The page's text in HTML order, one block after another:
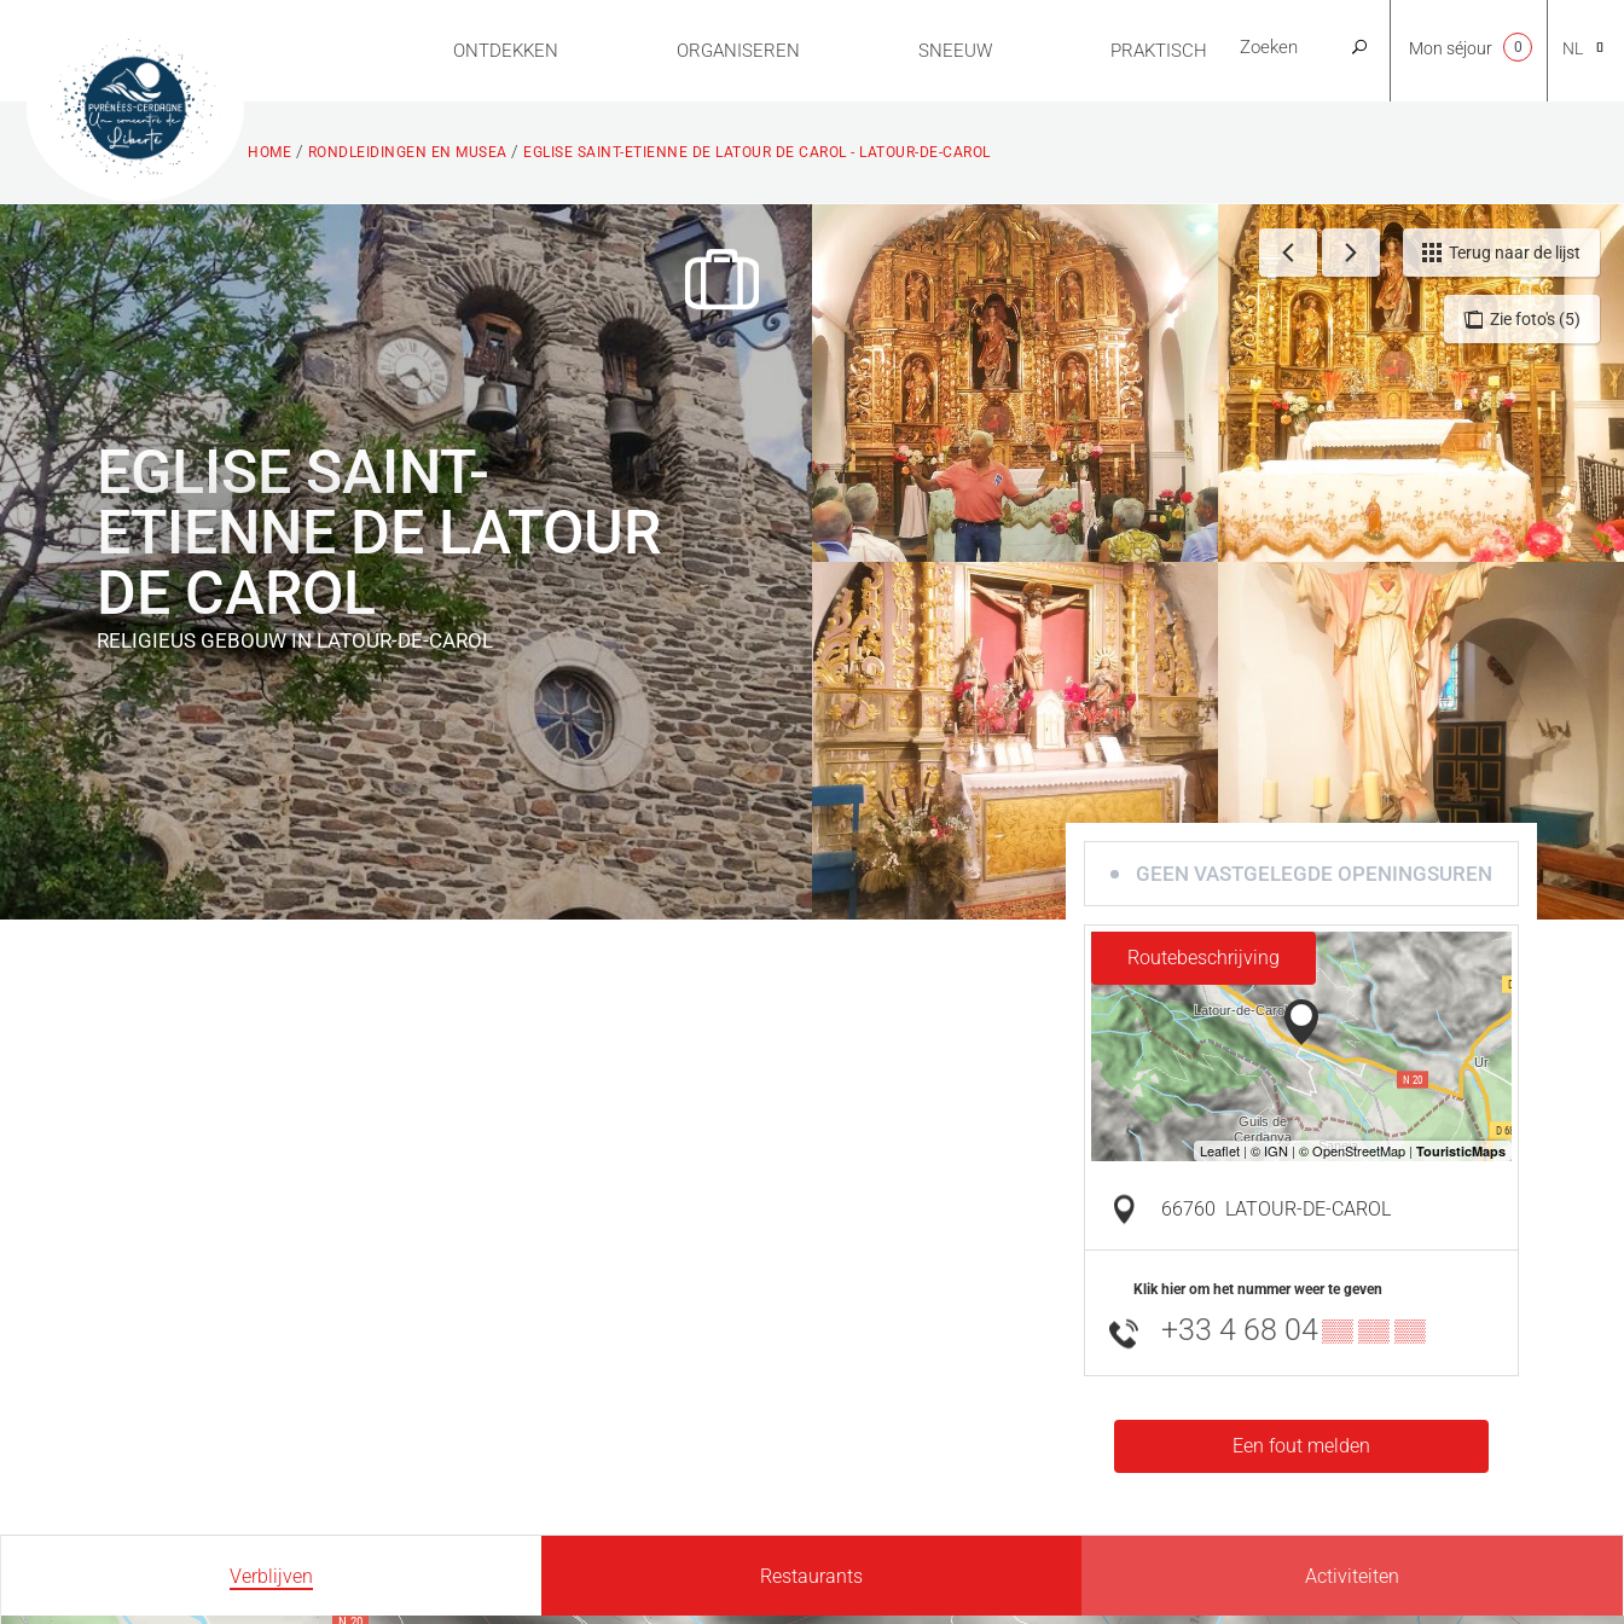
ONTDEKKEN ORGANISEREN SNEEUW PRAKTISCH NL
EN
ES
Mon séjour 0
HOME / RONDLEIDINGEN EN MUSEA / EGLISE SAINT-ETIENNE DE LATOUR DE CAROL - LATOUR-DE-CAROL
Zie foto's (5)
Terug naar de lijst
EGLISE SAINT-
ETIENNE DE LATOUR
DE CAROL
RELIGIEUS GEBOUWIN LATOUR-DE-CAROL
GEEN VASTGELEGDE OPENINGSUREN
Routebeschrijving
66760 LATOUR-DE-CAROL
Klik hier om het nummer weer te geven
+33 4 68 04▒▒ ▒▒ ▒▒
Een fout melden
Verblijven Restaurants Activiteiten